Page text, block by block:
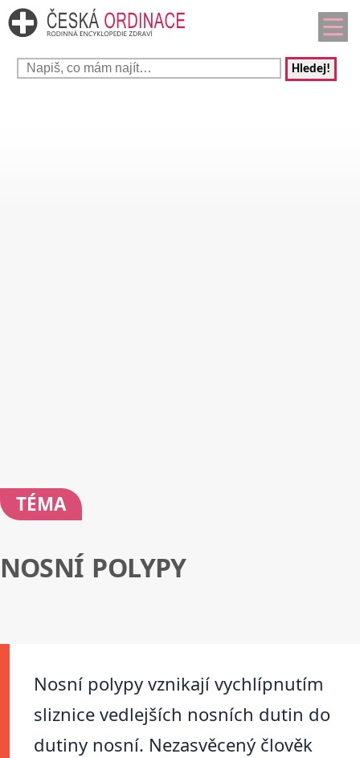
Hledej!
TÉMA
NOSNÍ POLYPY
Nosní polypy vznikají vychlípnutím
sliznice vedlejších nosních dutin do
dutiny nosní. Nezasvěcený člověk